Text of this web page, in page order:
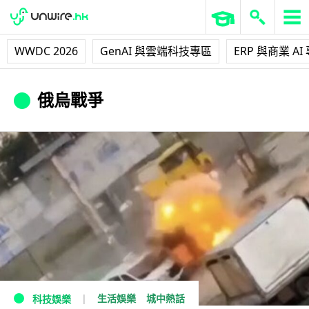
WWDC 2026 GenAI 與雲端科技專區 ERP 與商業 AI
俄烏戰爭
科技娛樂 生活娛樂 城中熱話